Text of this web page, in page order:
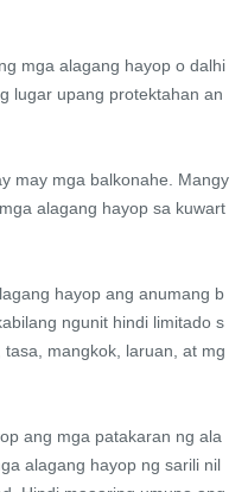
mga alagang hayop o dalhi
lugar upang protektahan an
may mga balkonahe. Mangy
alagang hayop sa kuwart
hayop ang anumang b
ngunit hindi limitado s
mangkok, laruan, at mg
ang mga patakaran ng ala
alagang hayop ng sarili nil